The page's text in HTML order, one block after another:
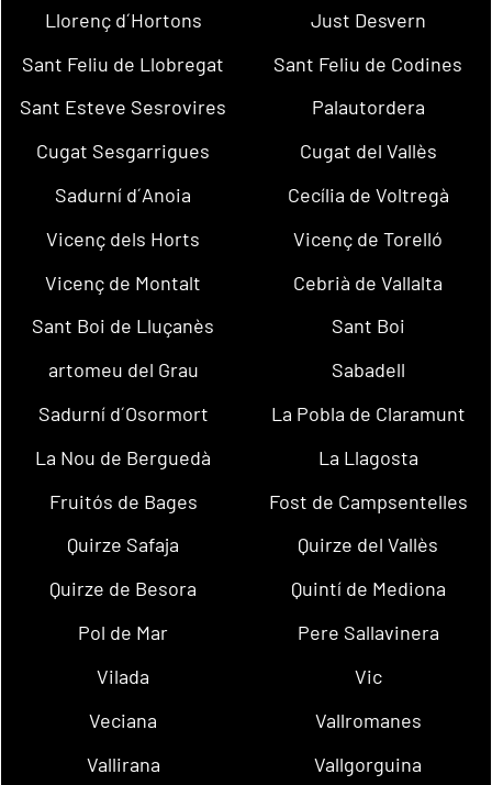
Llorenç d´Hortons
Just Desvern
Sant Feliu de Llobregat
Sant Feliu de Codines
Sant Esteve Sesrovires
Palautordera
Cugat Sesgarrigues
Cugat del Vallès
Sadurní d´Anoia
Cecília de Voltregà
Vicenç dels Horts
Vicenç de Torelló
Vicenç de Montalt
Cebrià de Vallalta
Sant Boi de Lluçanès
Sant Boi
artomeu del Grau
Sabadell
Sadurní d´Osormort
La Pobla de Claramunt
La Nou de Berguedà
La Llagosta
Fruitós de Bages
Fost de Campsentelles
Quirze Safaja
Quirze del Vallès
Quirze de Besora
Quintí de Mediona
Pol de Mar
Pere Sallavinera
Vilada
Vic
Veciana
Vallromanes
Vallirana
Vallgorguina